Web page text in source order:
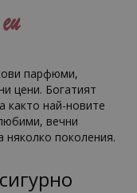
парфюми,
цени. Богатият
както най-новите
вечни
няколко поколения.